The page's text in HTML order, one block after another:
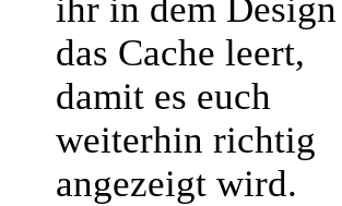
ihr in dem Design
das Cache leert,
damit es euch
weiterhin richtig
angezeigt wird.